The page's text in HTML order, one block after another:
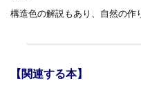
構造色の解説もあり、自然の作
【関連する本】